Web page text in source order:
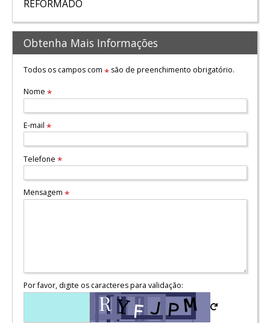
REFORMADO
Obtenha Mais Informações
Todos os campos com *são de preenchimento obrigatório.
Nome *
E-mail *
Telefone *
Mensagem *
Por favor, digite os caracteres para validação: